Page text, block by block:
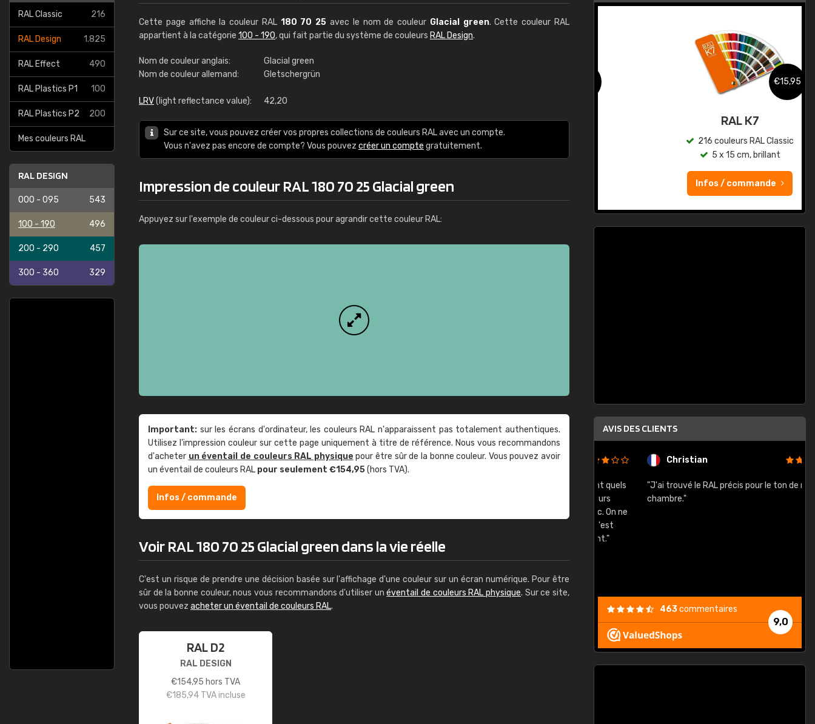
RAL Classic 216
RAL Design 1.825
RAL Effect 490
RAL Plastics P1 100
RAL Plastics P2 200
Mes couleurs RAL
RAL DESIGN
000 - 095 543
100 - 190 496
200 - 290 457
300 - 360 329
Cette page affiche la couleur RAL 180 70 25 avec le nom de couleur Glacial green. Cette couleur RAL
appartient à la catégorie 100 - 190, qui fait partie du système de couleurs RAL Design.
Nom de couleur anglais:
Glacial green
Nom de couleur allemand:
Gletschergrün
LRV(light reflectance value): 42,20
Sur ce site, vous pouvez créer vos propres collections de couleurs RAL avec un compte.
Vous n'avez pas encore de compte? Vous pouvez créer un compte gratuitement.
Impression de couleur RAL 180 70 25 Glacial green
Appuyez sur l'exemple de couleur ci-dessous pour agrandir cette couleur RAL:
Important: sur les écrans d'ordinateur, les couleurs RAL n'apparaissent pas totalement authentiques.
Utilisez l'impression couleur sur cette page uniquement à titre de référence. Nous vous recommandons
d'acheter un éventail de couleurs RAL physique pour être sûr de la bonne couleur. Vous pouvez avoir
un éventail de couleurs RAL pour seulement €154,95(hors TVA).
Infos / commande
Voir RAL 180 70 25 Glacial green dans la vie réelle
C'est un risque de prendre une décision basée sur l'affichage d'une couleur sur un écran numérique. Pour être
sûr de la bonne couleur, nous vous recommandons d'utiliser unéventail de couleurs RAL physique. Sur ce site,
vous pouvez acheter un éventail de couleurs RAL.
RAL D2
RAL DESIGN
€154,95 hors TVA
€185,94TVA incluse
RAL K7 à base d'eau
216 couleurs RAL Classic
Infos / commande
€15,95
216 couleurs RAL Classic
5 x 15 cm, brillant
Infos / commande
AVIS DES CLIENTS
Guillaume Euvrard Christian
"J'ai trouvé le RAL précis pour le ton de ma
chambre."
9,0
463commentaires